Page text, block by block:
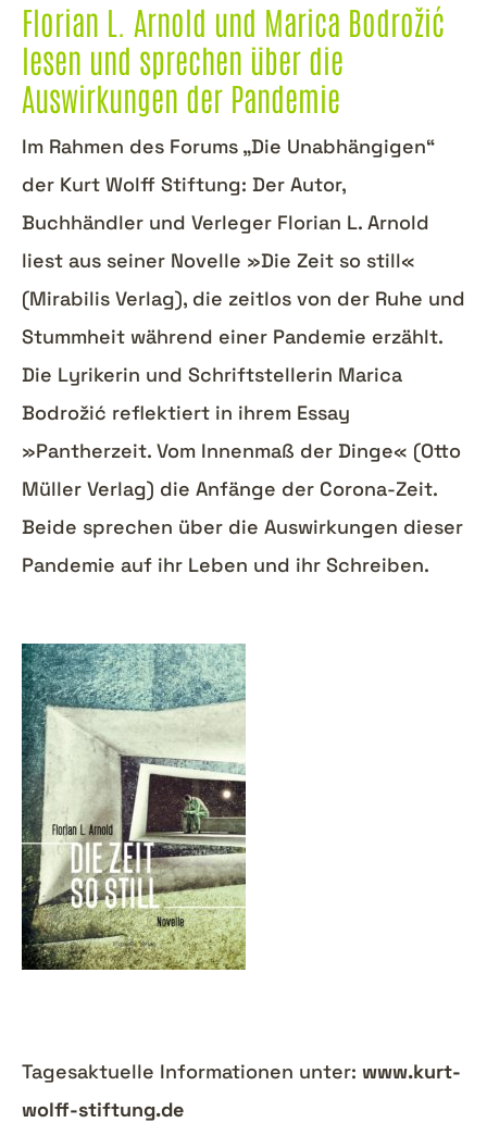
Florian L. Arnold und Marica Bodrožić
lesen und sprechen über die
Auswirkungen der Pandemie
Im Rahmen des Forums „Die Unabhängigen“
der Kurt Wolff Stiftung: Der Autor,
Buchhändler und Verleger Florian L. Arnold
liest aus seiner Novelle »Die Zeit so still«
(Mirabilis Verlag), die zeitlos von der Ruhe und
Stummheit während einer Pandemie erzählt.
Die Lyrikerin und Schriftstellerin Marica
Bodrožić reflektiert in ihrem Essay
»Pantherzeit. Vom Innenmaß der Dinge« (Otto
Müller Verlag) die Anfänge der Corona-Zeit.
Beide sprechen über die Auswirkungen dieser
Pandemie auf ihr Leben und ihr Schreiben.
Tagesaktuelle Informationen unter: www.kurt-
wolff-stiftung.de